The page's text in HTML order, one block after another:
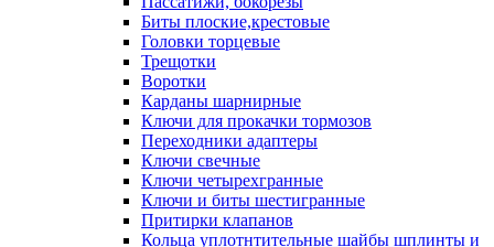
Биты плоские,крестовые
Головки торцевые
Трещотки
Воротки
Карданы шарнирные
Ключи для прокачки тормозов
Переходники адаптеры
Ключи свечные
Ключи четырехгранные
Ключи и биты шестигранные
Притирки клапанов
Кольца уплотнтительные шайбы шплинты и